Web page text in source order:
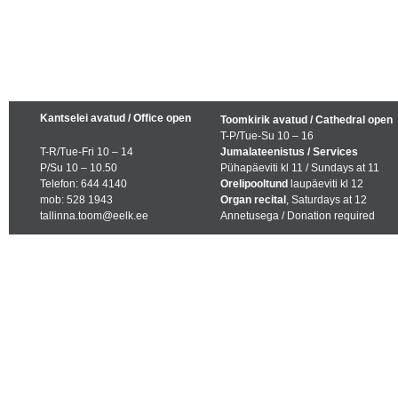
Kantselei avatud / Office open
T-R/Tue-Fri 10 – 14
P/Su 10 – 10.50
Telefon: 644 4140
mob: 528 1943
tallinna.toom@eelk.ee
Toomkirik avatud / Cathedral open
T-P/Tue-Su 10 – 16
Jumalateenistus / Services
Pühapäeviti kl 11 / Sundays at 11
Orelipooltund laupäeviti kl 12
Organ recital , Saturdays at 12
Annetusega / Donation required